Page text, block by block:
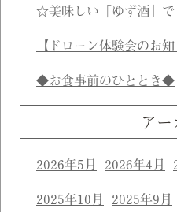
☆美味しい「ゆず酒」
【ドローン体験会のお知
◆お食事前のひととき◆
アー
2026年5月 2026年4月
2025年10月 2025年9月